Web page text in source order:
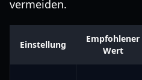
vermeiden.
Einstellung
Empfohlener
Wert